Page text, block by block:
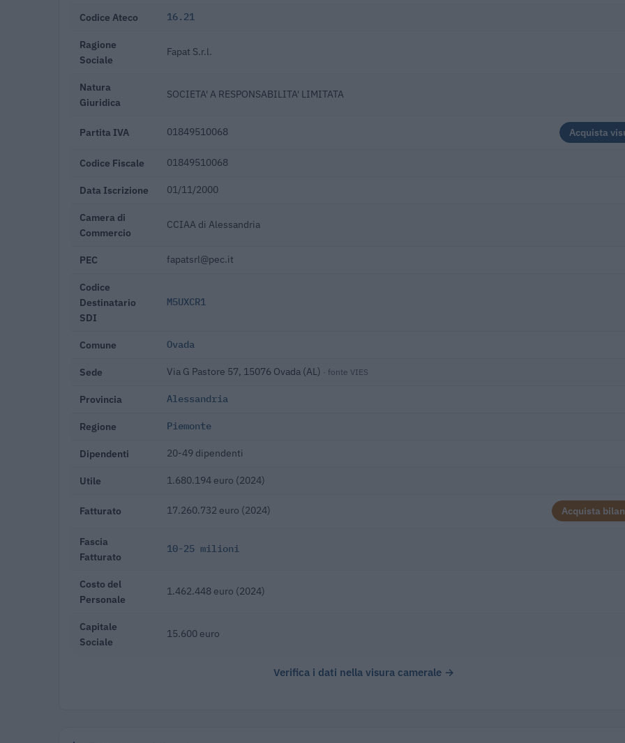
Codice Ateco 16.21
Ragione
Sociale
Fapat S.r.l.
Natura
Giuridica
SOCIETA' A RESPONSABILITA' LIMITATA
Partita IVA 01849510068 Acquista
Codice Fiscale 01849510068
Data Iscrizione 01/11/2000
Camera di
Commercio
CCIAA di Alessandria
PEC fapatsrl@pec.it
Codice
Destinatario
SDI
M5UXCR1
Comune Ovada
Sede Via G Pastore 57, 15076 Ovada (AL) · fonte VIES
Provincia Alessandria
Regione Piemonte
Dipendenti 20-49 dipendenti
Utile 1.680.194 euro (2024)
Fatturato 17.260.732 euro (2024) Acquista
Fascia
Fatturato
10-25 milioni
Costo del
Personale
1.462.448 euro (2024)
Capitale
Sociale
15.600 euro
Verifica i dati nella visura camerale →